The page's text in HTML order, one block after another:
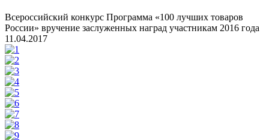
Всероссийский конкурс Программа «100 лучших товаров
России» вручение заслуженных наград участникам 2016 года
11.04.2017